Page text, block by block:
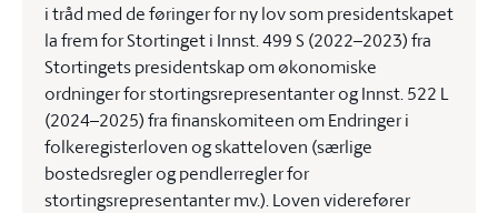
i tråd med de føringer for ny lov som presidentskapet
la frem for Stortinget i Innst. 499 S (2022–2023) fra
Stortingets presidentskap om økonomiske
ordninger for stortingsrepresentanter og Innst. 522 L
(2024–2025) fra finanskomiteen om Endringer i
folkeregisterloven og skatteloven (særlige
bostedsregler og pendlerregler for
stortingsrepresentanter mv.). Loven viderefører